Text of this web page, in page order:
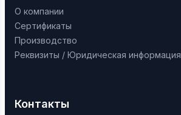
О компании
Сертификаты
Производство
Реквизиты / Юридическая информация
Контакты